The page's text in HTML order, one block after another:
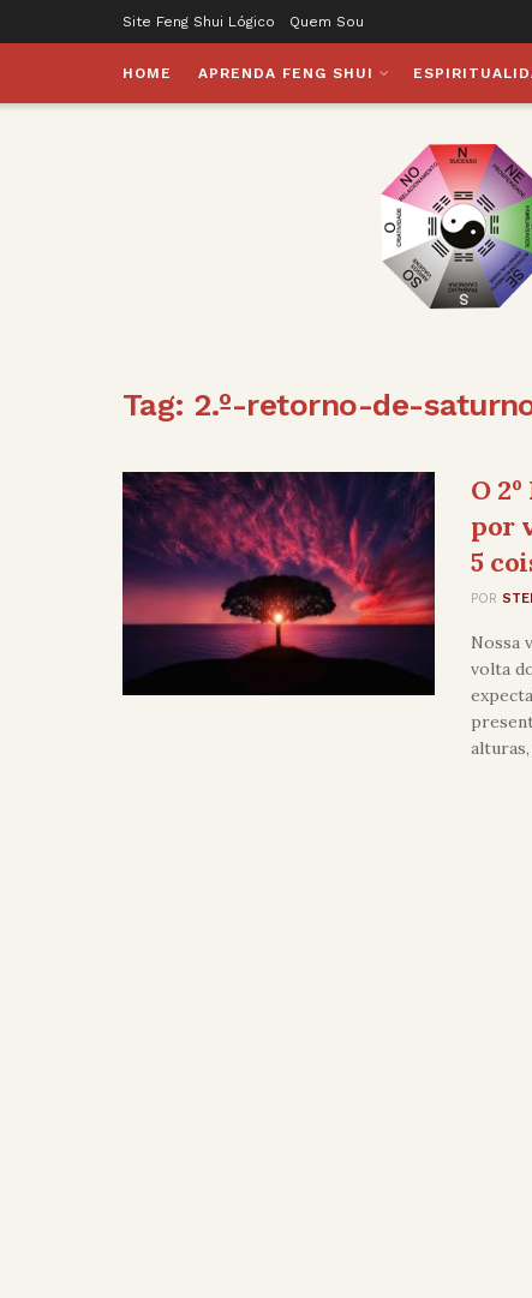
Site Feng Shui Lógico Quem Sou
HOME APRENDA FENG SHUI
Tag: 2.º-retorno-de-
O
por
5
POR
Nossa
volta